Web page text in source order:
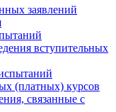
заявлений
вступительных
(платных) курсов
связанные с